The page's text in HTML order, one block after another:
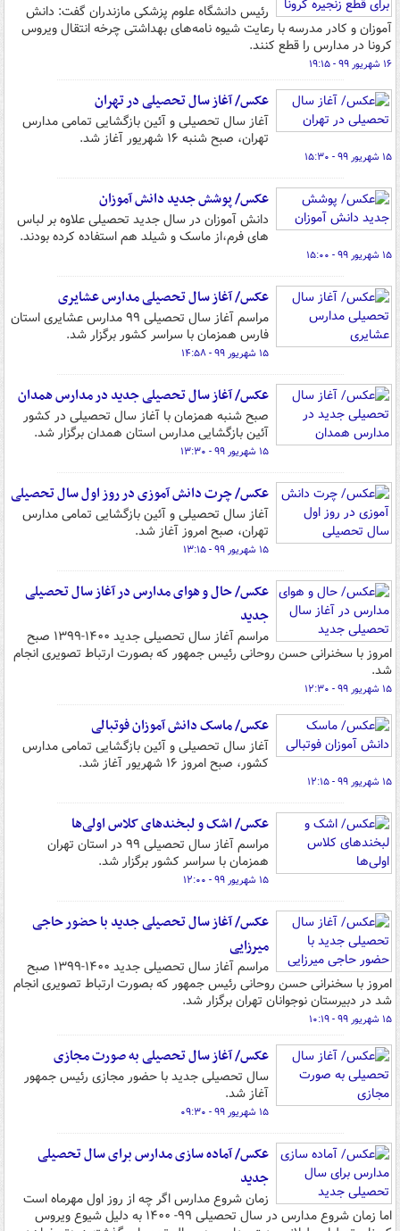
رئیس دانشگاه علوم پزشکی مازندران گفت: دانش
آموزان و کادر مدرسه با رعایت شیوه نامه‌های بهداشتی چرخه انتقال ویروس
کرونا در مدارس را قطع کنند.
۱۶ شهریور ۹۹ - ۱۹:۱۵
عکس/ آغاز سال تحصیلی در تهران
آغاز سال تحصیلی و آئین بازگشایی تمامی مدارس
تهران، صبح شنبه ۱۶ شهریور آغاز شد.
۱۵ شهریور ۹۹ - ۱۵:۳۰
عکس/ پوشش جدید دانش آموزان
دانش آموزان در سال جدید تحصیلی علاوه بر لباس
های فرم،از ماسک و شیلد هم استفاده کرده بودند.
۱۵ شهریور ۹۹ - ۱۵:۰۰
عکس/ آغاز سال تحصیلی مدارس عشایری
مراسم آغاز سال تحصیلی ۹۹ مدارس عشایری استان
فارس همزمان با سراسر کشور برگزار شد.
۱۵ شهریور ۹۹ - ۱۴:۵۸
عکس/ آغاز سال تحصیلی جدید در مدارس همدان
صبح شنبه همزمان با آغاز سال تحصیلی در کشور
آئین بازگشایی مدارس استان همدان برگزار شد.
۱۵ شهریور ۹۹ - ۱۳:۳۰
عکس/ چرت دانش آموزی در روز اول سال تحصیلی
آغاز سال تحصیلی و آئین بازگشایی تمامی مدارس
تهران، صبح امروز آغاز شد.
۱۵ شهریور ۹۹ - ۱۳:۱۵
عکس/ حال و هوای مدارس در آغاز سال تحصیلی
جدید
مراسم آغاز سال تحصیلی جدید ۱۴۰۰-۱۳۹۹ صبح
امروز با سخنرانی حسن روحانی رئیس جمهور که بصورت ارتباط تصویری انجام
شد.
۱۵ شهریور ۹۹ - ۱۲:۳۰
عکس/ ماسک دانش آموزان فوتبالی
آغاز سال تحصیلی و آئین بازگشایی تمامی مدارس
کشور، صبح امروز ۱۶ شهریور آغاز شد.
۱۵ شهریور ۹۹ - ۱۲:۱۵
عکس/ اشک و لبخندهای کلاس اولی‌ها
مراسم آغاز سال تحصیلی ۹۹ در استان تهران
همزمان با سراسر کشور برگزار شد.
۱۵ شهریور ۹۹ - ۱۲:۰۰
عکس/ آغاز سال تحصیلی جدید با حضور حاجی
میرزایی
مراسم آغاز سال تحصیلی جدید ۱۴۰۰-۱۳۹۹ صبح
امروز با سخنرانی حسن روحانی رئیس جمهور که بصورت ارتباط تصویری انجام
شد در دبیرستان نوجوانان تهران برگزار شد.
۱۵ شهریور ۹۹ - ۱۰:۱۹
عکس/ آغاز سال تحصیلی به صورت مجازی
سال تحصیلی جدید با حضور مجازی رئیس جمهور
آغاز شد.
۱۵ شهریور ۹۹ - ۰۹:۳۰
عکس/ آماده سازی مدارس برای سال تحصیلی
جدید
زمان شروع مدارس اگر چه از روز اول مهرماه است
اما زمان شروع مدارس در سال تحصیلی ۹۹- ۱۴۰۰ به دلیل شیوع ویروس